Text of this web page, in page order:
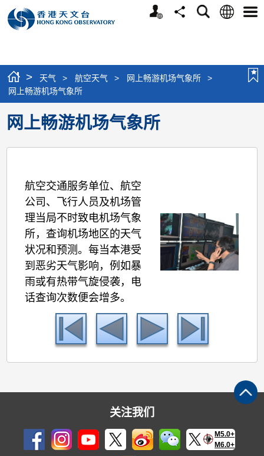
个
分
搜
语
选
> 天气 > 航空天气 > 网上畅游机场气象所
>
网上畅游机场气象所
网上畅游机场气象所
航空交通服务单位、航空
公司、飞行人员及机场管
理当局不时致电机场气象
所，查询机场地区的天气
状况和预测。每当本港受
到恶劣天气影响，例如暴
雨或有热带气旋侵袭，电
话查询次数便会增多。
关注我们
M5.0+
M6.0+